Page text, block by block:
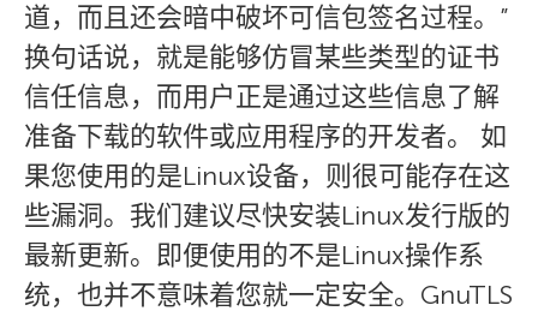
道，而且还会暗中破坏可信包签名过程。”
换句话说，就是能够仿冒某些类型的证书
信任信息，而用户正是通过这些信息了解
准备下载的软件或应用程序的开发者。 如
果您使用的是Linux设备，则很可能存在这
些漏洞。我们建议尽快安装Linux发行版的
最新更新。即便使用的不是Linux操作系
统，也并不意味着您就一定安全。GnuTLS